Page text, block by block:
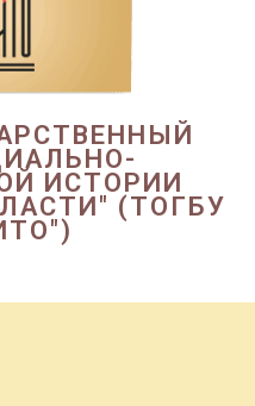
ИСТОРИИ
(ТОГБУ